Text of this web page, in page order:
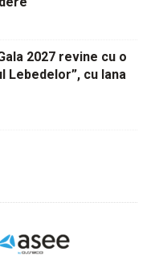
2027 revine cu o
Lebedelor”, cu Iana